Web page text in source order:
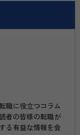
職に役立つコラム
者の皆様の転職が
る有益な情報を会